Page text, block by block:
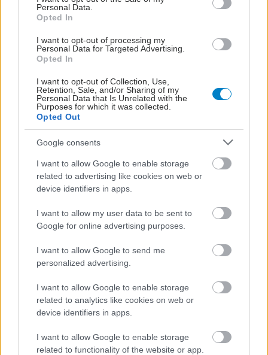
Personal Data.
Opted In
I want to opt-out of processing my
Personal Data for Targeted Advertising.
Opted In
I want to opt-out of Collection, Use,
Retention, Sale, and/or Sharing of my
Personal Data that Is Unrelated with the
Purposes for which it was collected.
Opted Out
Google consents
I want to allow Google to enable storage
related to advertising like cookies on web or
device identifiers in apps.
I want to allow my user data to be sent to
Google for online advertising purposes.
I want to allow Google to send me
personalized advertising.
I want to allow Google to enable storage
related to analytics like cookies on web or
device identifiers in apps.
I want to allow Google to enable storage
related to functionality of the website or app.